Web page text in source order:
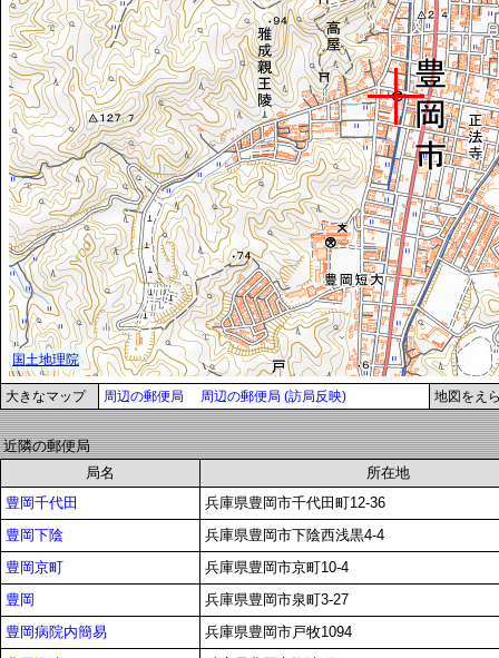
大きなマップ 周辺の郵便局 周辺の郵便局 (訪局反映) 地図をえ
近隣の郵便局
局名
所在地
豊岡千代田
兵庫県豊岡市千代田町12-36
豊岡下陰
兵庫県豊岡市下陰西浅黒4-4
豊岡京町
兵庫県豊岡市京町10-4
豊岡
兵庫県豊岡市泉町3-27
豊岡病院内簡易
兵庫県豊岡市戸牧1094